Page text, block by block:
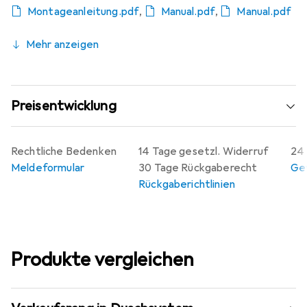
Montageanleitung.pdf, Manual.pdf, Manual.pdf
Mehr anzeigen
Preisentwicklung
14 Tage gesetzl. Widerruf
30 Tage Rückgaberecht
Rückgaberichtlinien
24
Rechtliche Bedenken
Meldeformular
Produkte vergleichen